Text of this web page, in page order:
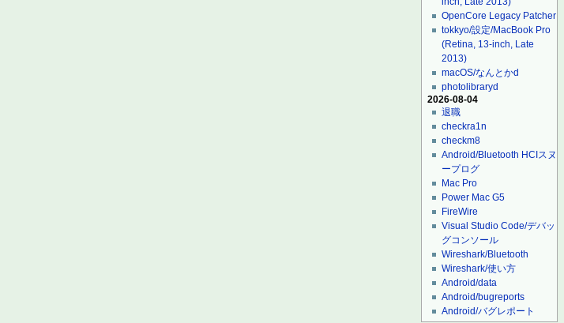
OpenCore Legacy Patcher
tokkyo/設定/MacBook Pro
(Retina, 13-inch, Late
2013)
macOS/なんとかd
photolibraryd
2026-08-04
退職
checkra1n
checkm8
Android/Bluetooth HCIスヌ
ープログ
Mac Pro
Power Mac G5
FireWire
Visual Studio Code/デバッ
グコンソール
Wireshark/Bluetooth
Wireshark/使い方
Android/data
Android/bugreports
Android/バグレポート